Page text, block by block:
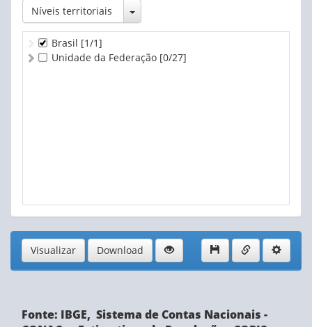
Níveis territoriais Toggle Dropdown
Brasil [1/1]
Unidade da Federação [0/27]
Visualizar Download
Fonte: IBGE, Sistema de Contas Nacionais -